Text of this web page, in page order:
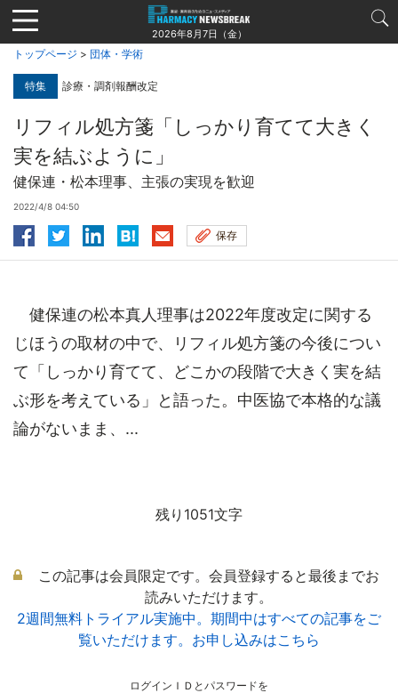
Jump
to
navigation
2026年8月7日（金）
トップページ > 団体・学術
特集 診療・調剤報酬改定
リフィル処方箋「しっかり育てて大きく
実を結ぶように」
健保連・松本理事、主張の実現を歓迎
2022/4/8 04:50
保存
健保連の松本真人理事は2022年度改定に関する
じほうの取材の中で、リフィル処方箋の今後につい
て「しっかり育てて、どこかの段階で大きく実を結
ぶ形を考えている」と語った。中医協で本格的な議
論がないまま、...
残り1051文字
この記事は会員限定です。会員登録すると最後までお
読みいただけます。
2週間無料トライアル実施中。期間中はすべての記事をご
覧いただけます。お申し込みはこちら
ログインＩＤとパスワードを